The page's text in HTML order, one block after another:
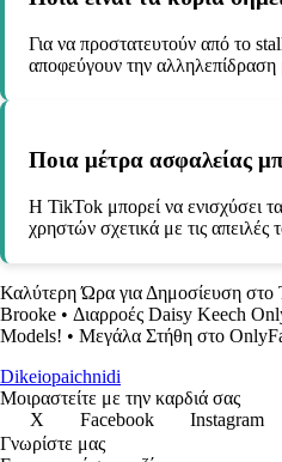
Για να προστατευτούν από το
αποφεύγουν την
Ποια μέτρα ασφαλείας
Η TikTok μπορεί να ενισχύσει
χρηστών σχετικά με τις απειλές
Καλύτερη Ώρα για Δημοσίευση
Brooke • Διαρροές Daisy Keech
Models! • Μεγάλα Στήθη στο
Dikeiopaichnidi
Μοιραστείτε με την καρδιά σας
X
Facebook Instagram
Γνωρίστε μας